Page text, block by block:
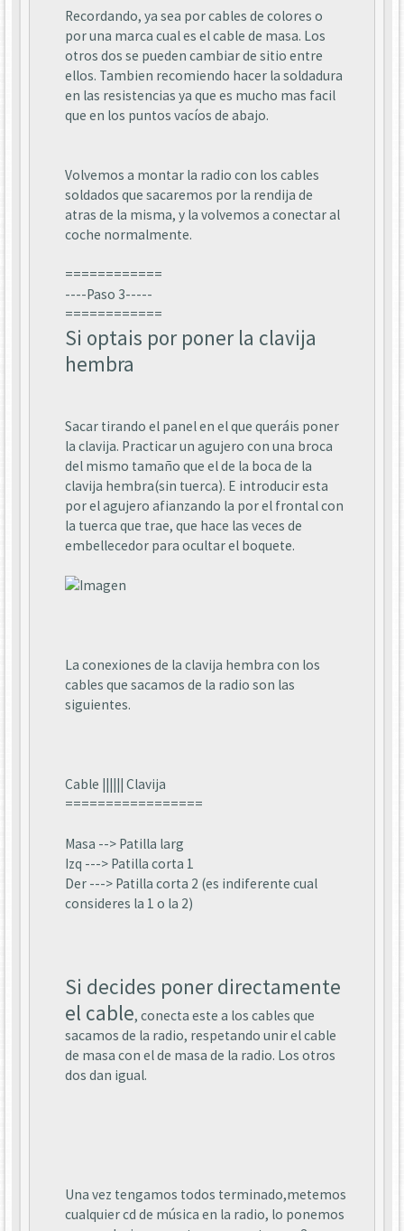
Recordando, ya sea por cables de colores o
por una marca cual es el cable de masa. Los
otros dos se pueden cambiar de sitio entre
ellos. Tambien recomiendo hacer la soldadura
en las resistencias ya que es mucho mas facil
que en los puntos vacíos de abajo.
Volvemos a montar la radio con los cables
soldados que sacaremos por la rendija de
atras de la misma, y la volvemos a conectar al
coche normalmente.
============
----Paso 3-----
============
Si optais por poner la clavija
hembra
Sacar tirando el panel en el que queráis poner
la clavija. Practicar un agujero con una broca
del mismo tamaño que el de la boca de la
clavija hembra(sin tuerca). E introducir esta
por el agujero afianzando la por el frontal con
la tuerca que trae, que hace las veces de
embellecedor para ocultar el boquete.
La conexiones de la clavija hembra con los
cables que sacamos de la radio son las
siguientes.
Cable |||||| Clavija
=================
Masa --> Patilla larg
Izq ---> Patilla corta 1
Der ---> Patilla corta 2 (es indiferente cual
consideres la 1 o la 2)
Si decides poner directamente
el cable, conecta este a los cables que
sacamos de la radio, respetando unir el cable
de masa con el de masa de la radio. Los otros
dos dan igual.
Una vez tengamos todos terminado,metemos
cualquier cd de música en la radio, lo ponemos